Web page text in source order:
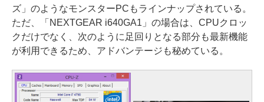
ズ」のようなモンスターPCもラインナップされている。
ただ、「NEXTGEAR i640GA1」の場合は、CPUクロッ
クだけでなく、次のように足回りとなる部分も最新機能
が利用できるため、アドバンテージも秘めている。